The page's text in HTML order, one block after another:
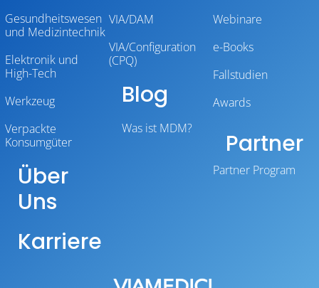
Gesundheitswesen
und Medizintechnik
Elektronik und
High-Tech
Werkzeug
Verpackte
Konsumgüter
Über
Uns
Karriere
VIA/DAM
VIA/Configuration
(CPQ)
Blog
Was ist MDM?
Webinare
e-Books
Fallstudien
Awards
Partner
Partner Program